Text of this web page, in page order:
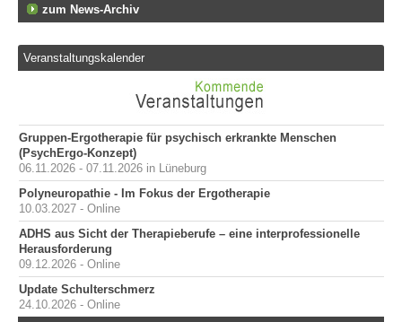
zum News-Archiv
Veranstaltungskalender
Gruppen-Ergotherapie für psychisch erkrankte Menschen
(PsychErgo-Konzept)
06.11.2026 - 07.11.2026 in Lüneburg
Polyneuropathie - Im Fokus der Ergotherapie
10.03.2027 - Online
ADHS aus Sicht der Therapieberufe – eine interprofessionelle
Herausforderung
09.12.2026 - Online
Update Schulterschmerz
24.10.2026 - Online